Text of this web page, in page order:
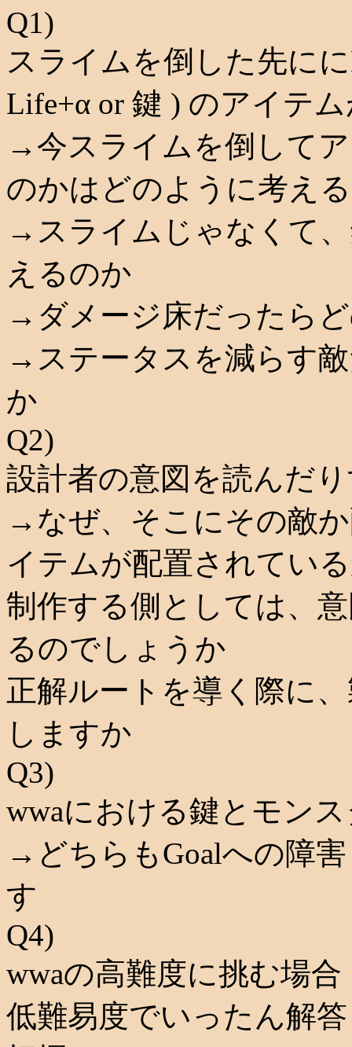
Q1)
スライムを倒した先に
Life+α or 鍵 ) のアイテ
→今スライムを倒して
のかはどのように考え
→スライムじゃなくて
えるのか
→ダメージ床だったら
→ステータスを減らす
か
Q2)
設計者の意図を読んだ
→なぜ、そこにその敵
イテムが配置されてい
制作する側としては、
るのでしょうか
正解ルートを導く際に
しますか
Q3)
wwaにおける鍵とモン
→どちらもGoalへの障
す
Q4)
wwaの高難度に挑む場合
低難易度でいったん解